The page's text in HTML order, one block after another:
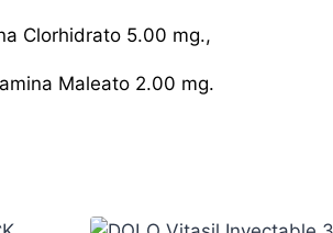
Clorhidrato 5.00 mg.,
Maleato 2.00 mg.